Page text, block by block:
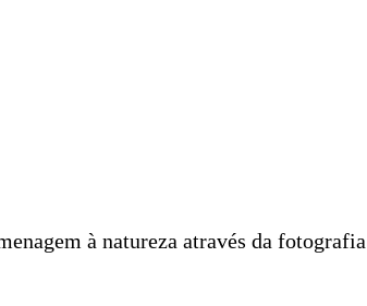
à natureza através da fotografia